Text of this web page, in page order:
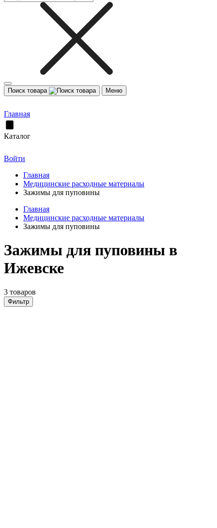
Поиск товара Меню
Главная
Каталог
Войти
Главная
Медицинские расходные материалы
Зажимы для пуповины
Главная
Медицинские расходные материалы
Зажимы для пуповины
Зажимы для пуповины в
Ижевске
3 товаров
Фильтр